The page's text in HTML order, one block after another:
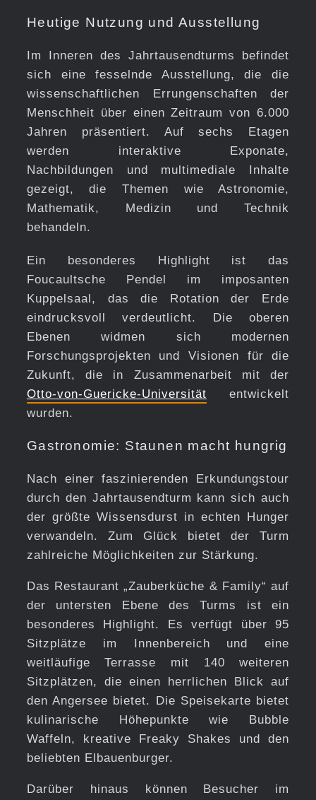
Heutige Nutzung und Ausstellung
Im Inneren des Jahrtausendturms befindet
sich eine fesselnde Ausstellung, die die
wissenschaftlichen Errungenschaften der
Menschheit über einen Zeitraum von 6.000
Jahren präsentiert. Auf sechs Etagen
werden interaktive Exponate,
Nachbildungen und multimediale Inhalte
gezeigt, die Themen wie Astronomie,
Mathematik, Medizin und Technik
behandeln.
Ein besonderes Highlight ist das
Foucaultsche Pendel im imposanten
Kuppelsaal, das die Rotation der Erde
eindrucksvoll verdeutlicht. Die oberen
Ebenen widmen sich modernen
Forschungsprojekten und Visionen für die
Zukunft, die in Zusammenarbeit mit der
Otto-von-Guericke-Universität entwickelt
wurden.
Gastronomie: Staunen macht hungrig
Nach einer faszinierenden Erkundungstour
durch den Jahrtausendturm kann sich auch
der größte Wissensdurst in echten Hunger
verwandeln. Zum Glück bietet der Turm
zahlreiche Möglichkeiten zur Stärkung.
Das Restaurant „Zauberküche & Family“ auf
der untersten Ebene des Turms ist ein
besonderes Highlight. Es verfügt über 95
Sitzplätze im Innenbereich und eine
weitläufige Terrasse mit 140 weiteren
Sitzplätzen, die einen herrlichen Blick auf
den Angersee bietet. Die Speisekarte bietet
kulinarische Höhepunkte wie Bubble
Waffeln, kreative Freaky Shakes und den
beliebten Elbauenburger.
Darüber hinaus können Besucher im